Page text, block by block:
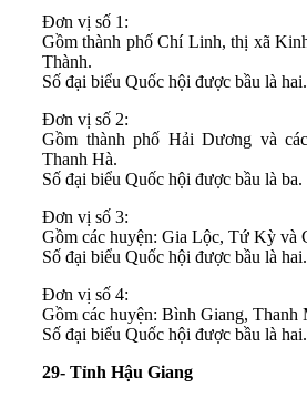
Đơn vị số 1:
Gồm thành phố Chí Linh, thị xã
Thành.
Số đại biểu Quốc hội được bầu là hai.
Đơn vị số 2:
Gồm thành phố Hải Dương và
Thanh Hà.
Số đại biểu Quốc hội được bầu là ba.
Đơn vị số 3:
Gồm các huyện: Gia Lộc, Tứ Kỳ và
Số đại biểu Quốc hội được bầu là hai.
Đơn vị số 4:
Gồm các huyện: Bình Giang, Thanh
Số đại biểu Quốc hội được bầu là hai.
29- Tỉnh Hậu Giang